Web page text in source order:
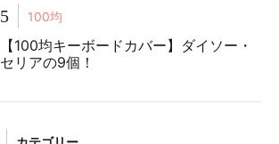
5 100均
【100均キーボードカバー】ダイソー・
セリアの9個！